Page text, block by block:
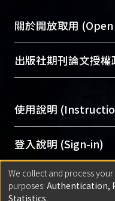
成果。
To permanently
profiles and
services of “NTU
Sciences Library)
關於開放取用 (Open
開放取用是從使用
動，應用在學術研
用逐年攀升。同時
Archive）平台。 （
出版社期刊論文授
含部分內容的版
助與合作完成，
意提供此授權。
Please represent
original work, and
grant the rights to
使用說明
網站簡介
使用手冊
線上預約服務
登入說明 (Sign-in)
方案一：臺灣大
(With C&INC
匯入著作
We collect and process
purposes: Authentication,
Statistics.